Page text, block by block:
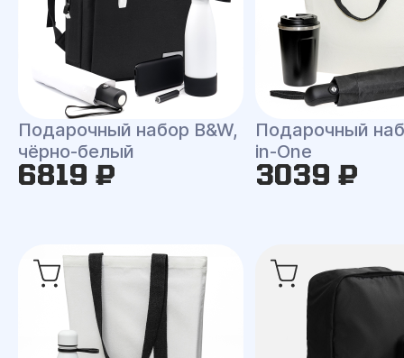
Подарочный набор B&W,
чёрно-белый
6819 ₽
Подарочный
in-One
3039 ₽